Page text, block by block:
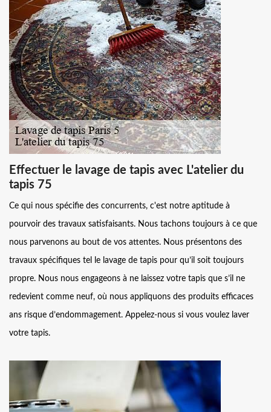
Effectuer le lavage de tapis avec L'atelier du
tapis 75
Ce qui nous spécifie des concurrents, c'est notre aptitude à
pourvoir des travaux satisfaisants. Nous tachons toujours à ce que
nous parvenons au bout de vos attentes. Nous présentons des
travaux spécifiques tel le lavage de tapis pour qu’il soit toujours
propre. Nous nous engageons à ne laissez votre tapis que s’il ne
redevient comme neuf, où nous appliquons des produits efficaces
ans risque d’endommagement. Appelez-nous si vous voulez laver
votre tapis.